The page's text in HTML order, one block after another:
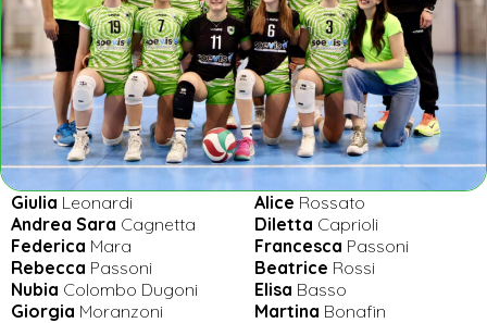
Giulia Leonardi
Andrea Sara Cagnetta
Federica Mara
Rebecca Passoni
Nubia Colombo Dugoni
Giorgia Moranzoni
Alice Rossato
Diletta Caprioli
Francesca Passoni
Beatrice Rossi
Elisa Basso
Martina Bonafin